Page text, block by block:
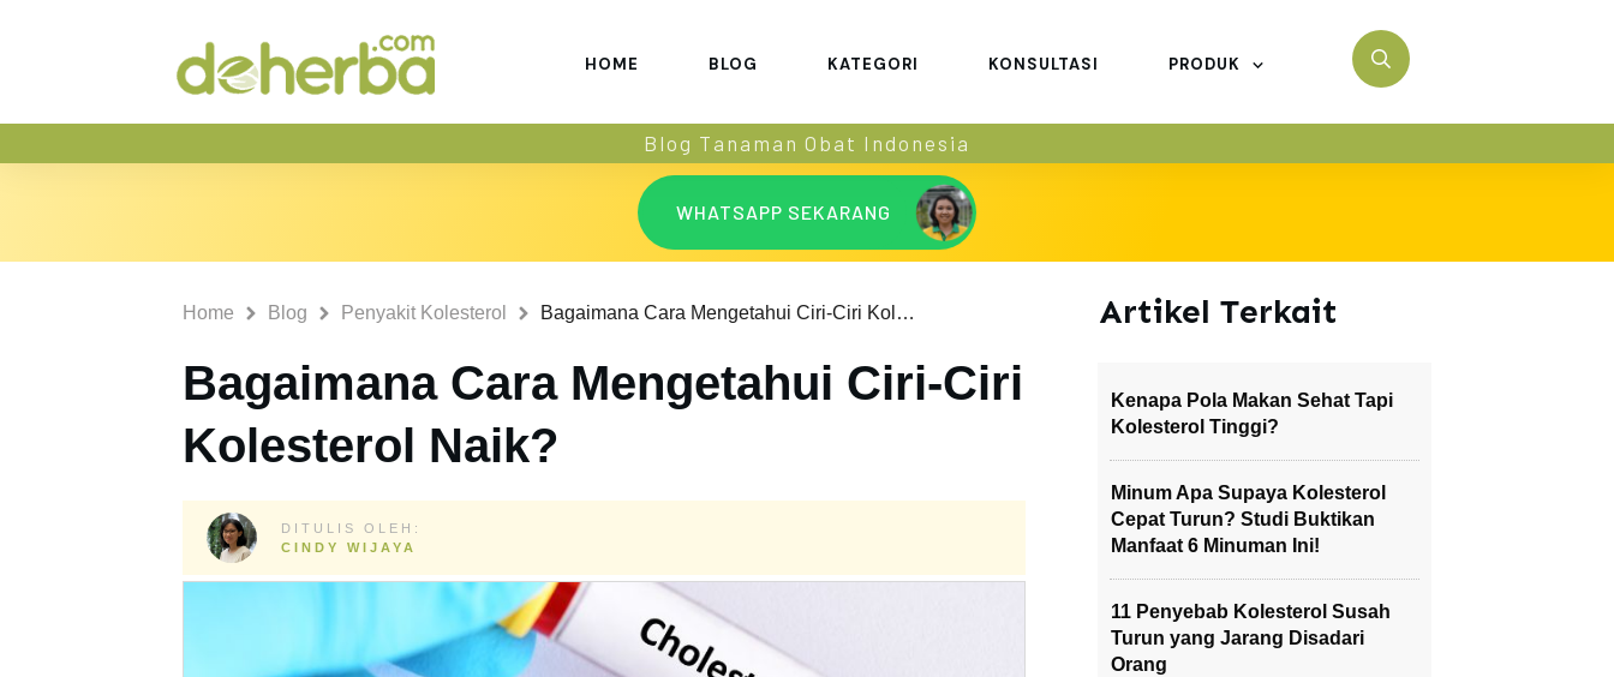
HOME BLOG KATEGORI KONSULTASI PRODUK
Blog Tanaman Obat Indonesia
WHATSAPP SEKARANG
Home Blog Penyakit Kolesterol Bagaimana Cara Mengetahui Ciri-Ciri Kolesterol Naik?
Bagaimana Cara Mengetahui Ciri-Ciri
Kolesterol Naik?
DITULIS OLEH:
CINDY WIJAYA
Artikel Terkait
Kenapa Pola Makan Sehat Tapi
Kolesterol Tinggi?
Minum Apa Supaya Kolesterol
Cepat Turun? Studi Buktikan
Manfaat 6 Minuman Ini!
11 Penyebab Kolesterol Susah
Turun yang Jarang Disadari
Orang